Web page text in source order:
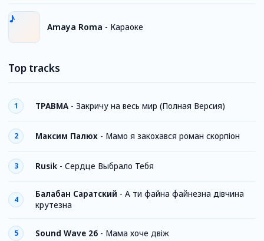
Amaya Roma - Караоке
Top tracks
1 ТРАВМА - Закричу на весь мир (Полная Версия)
2 Максим Палюх - Мамо я закохався роман скорпіон
3 Rusik - Сердце Выбрало Тебя
4
Балабан Саратский - А ти файна файнезна дівчина
крутезна
5 Sound Wave 26 - Мама хоче двіж